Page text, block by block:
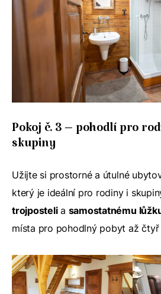
Pokoj č. 3 – pohodlí pro
skupiny
Užijte si prostorné a útulné
který je ideální pro rodiny i
trojpostelia samostatnému
místa pro pohodlný pobyt až čtyř